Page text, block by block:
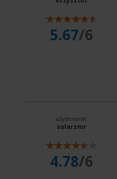
5.67/6
użytkownik:
solarzmr
4.78/6